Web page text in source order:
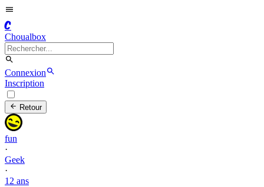
C
Choualbox
Connexion
Inscription
Retour
fun
·
Geek
·
12 ans